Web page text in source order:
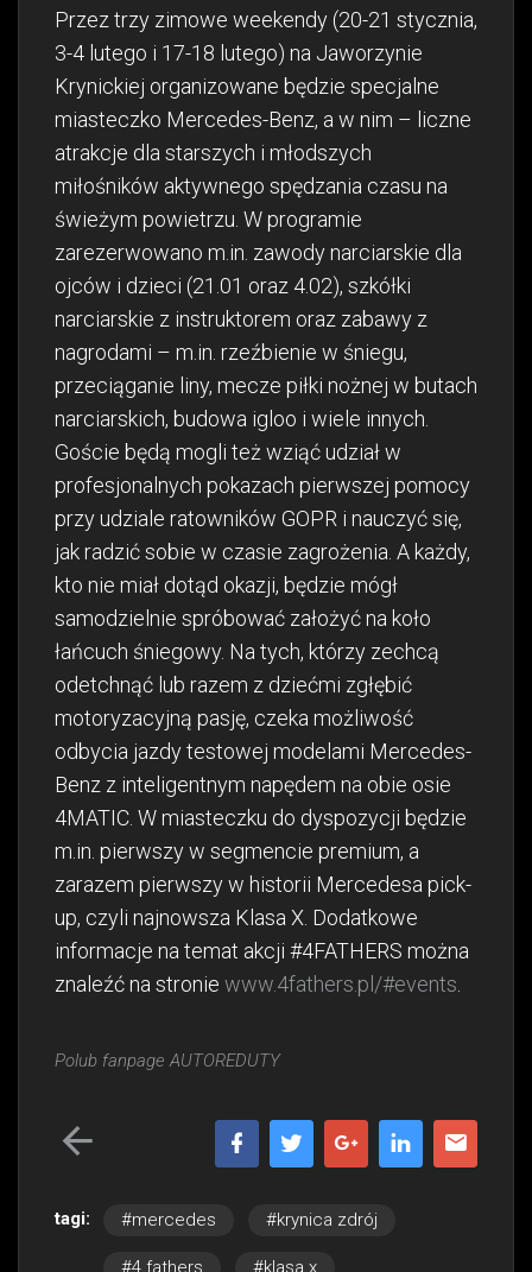
Przez trzy zimowe weekendy (20-21 stycznia,
3-4 lutego i 17-18 lutego) na Jaworzynie
Krynickiej organizowane będzie specjalne
miasteczko Mercedes-Benz, a w nim – liczne
atrakcje dla starszych i młodszych
miłośników aktywnego spędzania czasu na
świeżym powietrzu. W programie
zarezerwowano m.in. zawody narciarskie dla
ojców i dzieci (21.01 oraz 4.02), szkółki
narciarskie z instruktorem oraz zabawy z
nagrodami – m.in. rzeźbienie w śniegu,
przeciąganie liny, mecze piłki nożnej w butach
narciarskich, budowa igloo i wiele innych.
Goście będą mogli też wziąć udział w
profesjonalnych pokazach pierwszej pomocy
przy udziale ratowników GOPR i nauczyć się,
jak radzić sobie w czasie zagrożenia. A każdy,
kto nie miał dotąd okazji, będzie mógł
samodzielnie spróbować założyć na koło
łańcuch śniegowy. Na tych, którzy zechcą
odetchnąć lub razem z dziećmi zgłębić
motoryzacyjną pasję, czeka możliwość
odbycia jazdy testowej modelami Mercedes-
Benz z inteligentnym napędem na obie osie
4MATIC. W miasteczku do dyspozycji będzie
m.in. pierwszy w segmencie premium, a
zarazem pierwszy w historii Mercedesa pick-
up, czyli najnowsza Klasa X. Dodatkowe
informacje na temat akcji #4FATHERS można
znaleźć na stronie www.4fathers.pl/#events.
Polub fanpage AUTOREDUTY
tagi: #mercedes #krynica zdrój